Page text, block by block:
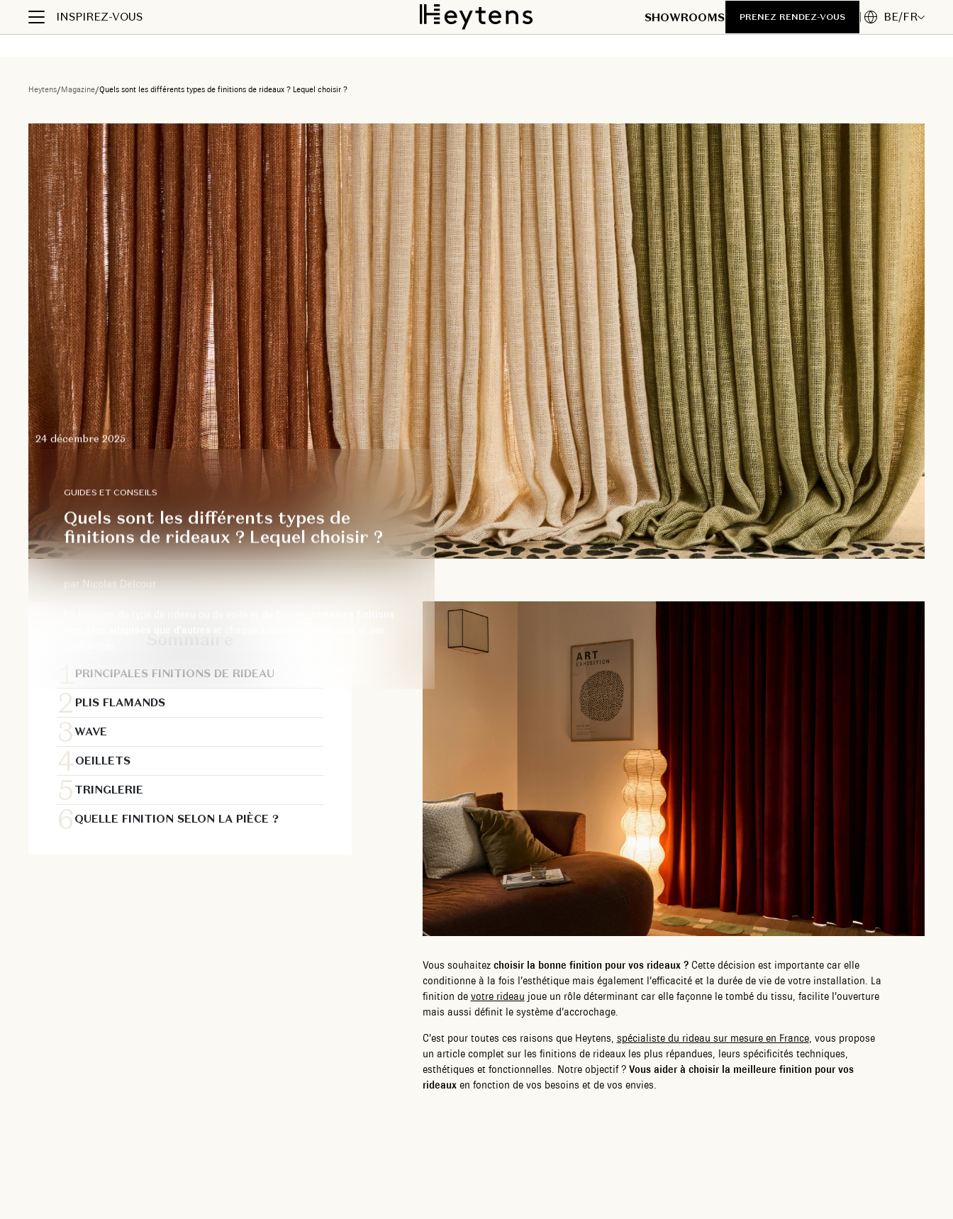
INSPIREZ-VOUS SHOWROOMS PRENEZ RENDEZ-VOUS BE/FR
Heytens/Magazine/Quels sont les différents types de finitions de rideaux ? Lequel choisir ?
24 décembre 2025
GUIDES ET CONSEILS
Quels sont les différents types de
finitions de rideaux ? Lequel choisir ?
par Nicolas Delcour
certaines finitions
Sommaire
PRINCIPALES FINITIONS DE RIDEAU
PLIS FLAMANDS
WAVE
OEILLETS
TRINGLERIE
QUELLE FINITION SELON LA PIÈCE ?
Vous souhaitez choisir la bonne finition pour vos rideaux ? Cette décision est importante car elle
conditionne à la fois l’esthétique mais également l’efficacité et la durée de vie de votre installation. La
finition de votre rideau joue un rôle déterminant car elle façonne le tombé du tissu, facilite l’ouverture
mais aussi définit le système d’accrochage.
C’est pour toutes ces raisons que Heytens, spécialiste du rideau sur mesure en France, vous propose
un article complet sur les finitions de rideaux les plus répandues, leurs spécificités techniques,
esthétiques et fonctionnelles. Notre objectif ? Vous aider à choisir la meilleure finition pour vos
rideauxen fonction de vos besoins et de vos envies.